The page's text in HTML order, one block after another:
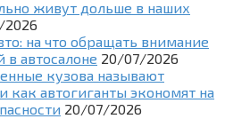
живут дольше в наших
на что обращать внимание
в автосалоне 20/07/2026
кузова называют
как автогиганты экономят на
20/07/2026